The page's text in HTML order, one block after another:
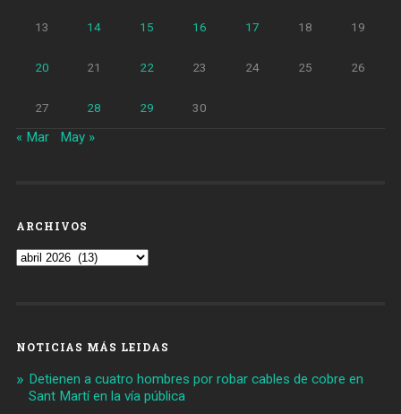
13 14 15 16 17 18 19
20 21 22 23 24 25 26
27 28 29 30
« Mar May »
ARCHIVOS
Archivos
NOTICIAS MÁS LEIDAS
Detienen a cuatro hombres por robar cables de cobre en
Sant Martí en la vía pública